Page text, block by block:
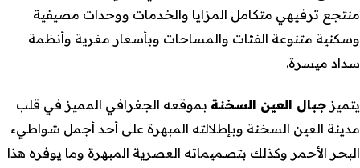
منتجع ترفيهي متكامل المزايا والخدمات ووحدات مصيفية
وسكنية متنوعة الفئات والمساحات وبأسعار مغرية وأنظمة
سداد ميسرة.
يتميز جبال العين السخنة بموقعه الجغرافي المميز في قلب
مدينة العين السخنة وبإطلالته المبهرة على أحد أجمل شواطيء
البحر الأحمر وكذلك بتصميماته العصرية المبهرة وما يوفره هذا